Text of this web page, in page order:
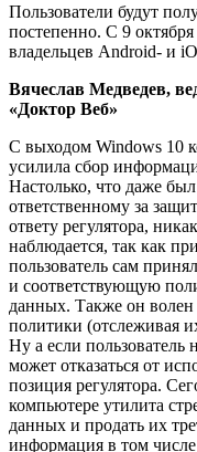
Пользователи будут
постепенно. С 9
владельцев Android- и
Вячеслав Медведев,
«Доктор Веб»
С выходом Windows 10
усилила сбор
Настолько, что даже
ответственному за
ответу регулятора,
наблюдается, так как
пользователь сам
и соответствующую
данных. Также он волен
политики (отслеживая
Ну а если пользователь
может отказаться от
позиция регулятора.
компьютере утилита
данных и продать их
информация в том